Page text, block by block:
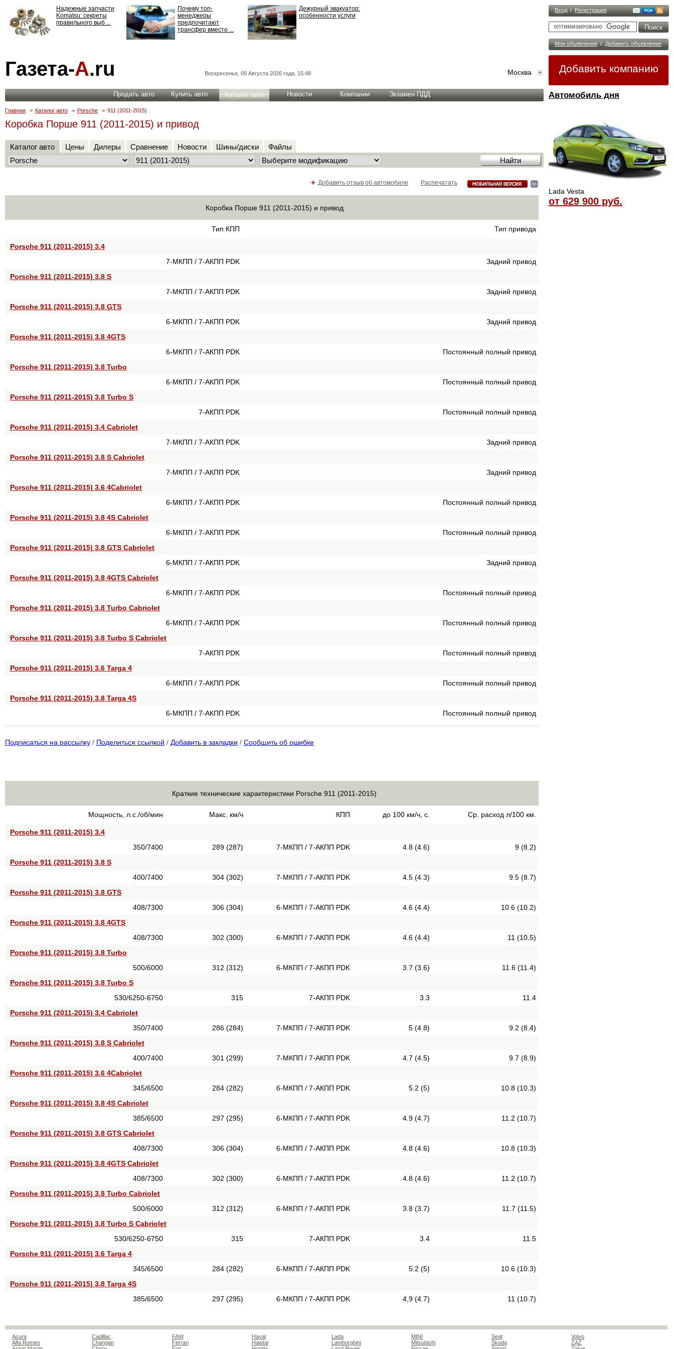
Вход / Регистрация
Мои объявления / Добавить объявление
Добавить компанию
Автомобиль дня
Lada Vesta
от 629 900 руб.
Надежные запчасти
Komatsu: секреты
правильного выб ...
Почему топ-
менеджеры
предпочитают
трансфер вместо ...
Дежурный эвакуатор:
особенности услуги
ответственности: все,
что нужно знать ...
Газета-А.ru Воскресенье, 09 Августа 2026 года, 15:48 Москва
Продать авто Купить авто Каталог авто Новости Компании Экзамен ПДД
Главная > Каталог авто > Porsche > 911 (2011-2015)
Коробка Порше 911 (2011-2015) и привод
Каталог авто Цены Дилеры Сравнение Новости Шины/диски Файлы
Распечатать
+ Добавить отзыв об автомобиле
Коробка Порше 911 (2011-2015) и привод
Тип КПП Тип привода
Porsche 911 (2011-2015) 3.4
7-МКПП / 7-АКПП PDK
Задний привод
Porsche 911 (2011-2015) 3.8 S
7-МКПП / 7-АКПП PDK
Задний привод
Porsche 911 (2011-2015) 3.8 GTS
6-МКПП / 7-АКПП PDK
Задний привод
Porsche 911 (2011-2015) 3.8 4GTS
6-МКПП / 7-АКПП PDK
Постоянный полный привод
Porsche 911 (2011-2015) 3.8 Turbo
6-МКПП / 7-АКПП PDK
Постоянный полный привод
Porsche 911 (2011-2015) 3.8 Turbo S
7-АКПП PDK
Постоянный полный привод
Porsche 911 (2011-2015) 3.4 Cabriolet
7-МКПП / 7-АКПП PDK
Задний привод
Porsche 911 (2011-2015) 3.8 S Cabriolet
7-МКПП / 7-АКПП PDK
Задний привод
Porsche 911 (2011-2015) 3.6 4Cabriolet
6-МКПП / 7-АКПП PDK
Постоянный полный привод
Porsche 911 (2011-2015) 3.8 4S Cabriolet
6-МКПП / 7-АКПП PDK
Постоянный полный привод
Porsche 911 (2011-2015) 3.8 GTS Cabriolet
6-МКПП / 7-АКПП PDK
Задний привод
Porsche 911 (2011-2015) 3.8 4GTS Cabriolet
6-МКПП / 7-АКПП PDK
Постоянный полный привод
Porsche 911 (2011-2015) 3.8 Turbo Cabriolet
6-МКПП / 7-АКПП PDK
Постоянный полный привод
Porsche 911 (2011-2015) 3.8 Turbo S Cabriolet
7-АКПП PDK
Постоянный полный привод
Porsche 911 (2011-2015) 3.6 Targa 4
6-МКПП / 7-АКПП PDK
Постоянный полный привод
Porsche 911 (2011-2015) 3.8 Targa 4S
6-МКПП / 7-АКПП PDK
Постоянный полный привод
Подписаться на рассылку / Поделиться ссылкой / Добавить в закладки / Сообщить об ошибке
Краткие технические характеристики Porsche 911 (2011-2015)
Мощность, л.с./об/мин Макс. км/ч КПП до 100 км/ч, с. Ср. расход л/100 км.
Porsche 911 (2011-2015) 3.4
350/7400
289 (287) 7-МКПП / 7-АКПП PDK 4.8 (4.6)
9 (8.2)
Porsche 911 (2011-2015) 3.8 S
400/7400
304 (302) 7-МКПП / 7-АКПП PDK 4.5 (4.3)
9.5 (8.7)
Porsche 911 (2011-2015) 3.8 GTS
408/7300
306 (304) 6-МКПП / 7-АКПП PDK 4.6 (4.4)
10.6 (10.2)
Porsche 911 (2011-2015) 3.8 4GTS
408/7300
302 (300) 6-МКПП / 7-АКПП PDK 4.6 (4.4)
11 (10.5)
Porsche 911 (2011-2015) 3.8 Turbo
500/6000
312 (312) 6-МКПП / 7-АКПП PDK 3.7 (3.6)
11.6 (11.4)
Porsche 911 (2011-2015) 3.8 Turbo S
530/6250-6750
315 7-АКПП PDK 3.3
11.4
Porsche 911 (2011-2015) 3.4 Cabriolet
350/7400
286 (284) 7-МКПП / 7-АКПП PDK 5 (4.8)
9.2 (8.4)
Porsche 911 (2011-2015) 3.8 S Cabriolet
400/7400
301 (299) 7-МКПП / 7-АКПП PDK 4.7 (4.5)
9.7 (8.9)
Porsche 911 (2011-2015) 3.6 4Cabriolet
345/6500
284 (282) 6-МКПП / 7-АКПП PDK 5.2 (5)
10.8 (10.3)
Porsche 911 (2011-2015) 3.8 4S Cabriolet
385/6500
297 (295) 6-МКПП / 7-АКПП PDK 4.9 (4.7)
11.2 (10.7)
Porsche 911 (2011-2015) 3.8 GTS Cabriolet
408/7300
306 (304) 6-МКПП / 7-АКПП PDK 4.8 (4.6)
10.8 (10.3)
Porsche 911 (2011-2015) 3.8 4GTS Cabriolet
408/7300
302 (300) 6-МКПП / 7-АКПП PDK 4.8 (4.6)
11.2 (10.7)
Porsche 911 (2011-2015) 3.8 Turbo Cabriolet
500/6000
312 (312) 6-МКПП / 7-АКПП PDK 3.8 (3.7)
11.7 (11.5)
Porsche 911 (2011-2015) 3.8 Turbo S Cabriolet
530/6250-6750
315 7-АКПП PDK 3.4
11.5
Porsche 911 (2011-2015) 3.6 Targa 4
345/6500
284 (282) 6-МКПП / 7-АКПП PDK 5.2 (5)
10.6 (10.3)
Porsche 911 (2011-2015) 3.8 Targa 4S
385/6500
297 (295) 6-МКПП / 7-АКПП PDK 4,9 (4.7) 11 (10.7)
Acura
Alfa Romeo
Cadillac
Changan
FAW
Ferrari
Haval
Hawtai
Lada
Lamborghini
MINI
Mitsubishi
Seat
Skoda
Volvo
ZAZ